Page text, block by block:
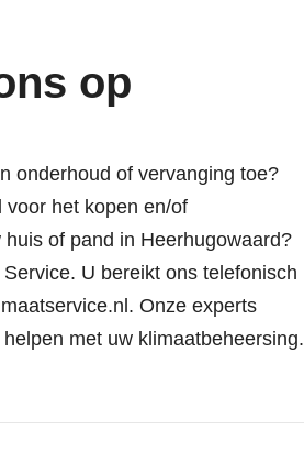
op
onderhoud of vervanging toe?
voor het kopen en/of
of pand in Heerhugowaard?
U bereikt ons telefonisch
. Onze experts
met uw klimaatbeheersing.